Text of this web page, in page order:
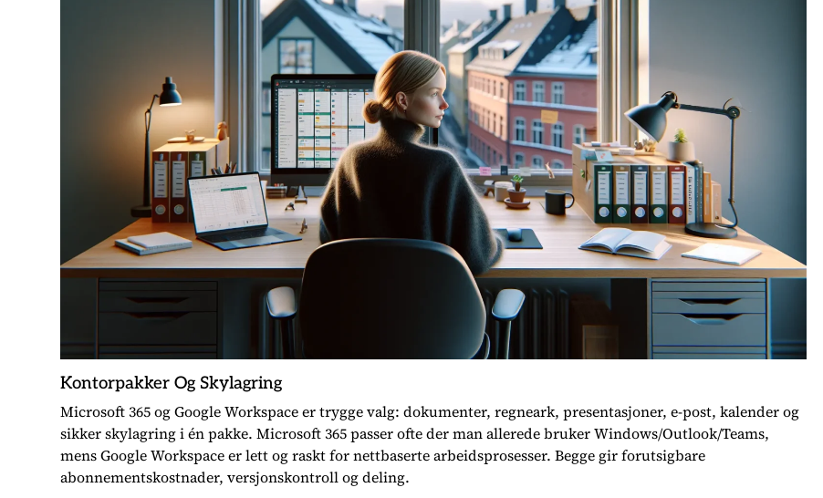
Kontorpakker Og Skylagring
Microsoft 365 og Google Workspace er trygge valg: dokumenter, regneark, presentasjoner, e-post, kalender og
sikker skylagring i én pakke. Microsoft 365 passer ofte der man allerede bruker Windows/Outlook/Teams,
mens Google Workspace er lett og raskt for nettbaserte arbeidsprosesser. Begge gir forutsigbare
abonnementskostnader, versjonskontroll og deling.